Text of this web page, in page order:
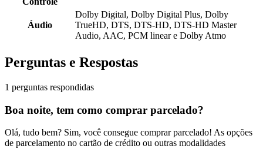
Áudio
Dolby Digital, Dolby Digital Plus, Dolby
TrueHD, DTS, DTS-HD, DTS-HD Master
Audio, AAC, PCM linear e Dolby Atmo
Perguntas e Respostas
1 perguntas respondidas
Boa noite, tem como comprar parcelado?
Olá, tudo bem? Sim, você consegue comprar parcelado! As opções
de parcelamento no cartão de crédito ou outras modalidades